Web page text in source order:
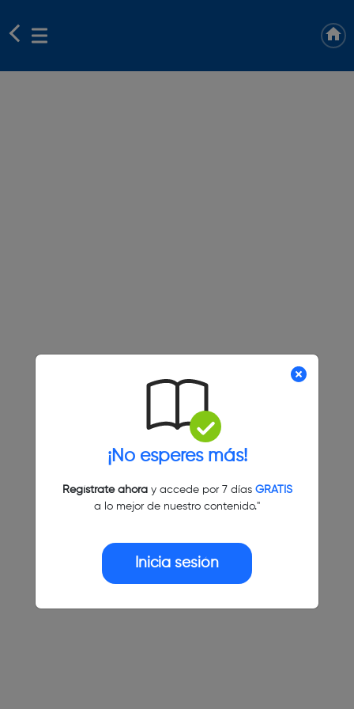
¡No esperes más!
Regístrate ahoray accede por 7 días GRATIS
a lo mejor de nuestro contenido."
Inicia sesión